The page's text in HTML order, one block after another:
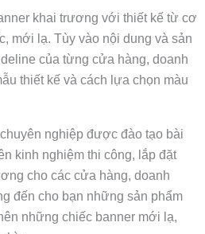
khai trương với thiết kế từ cơ
mới lạ. Tùy vào nội dung và sản
của từng cửa hàng, doanh
thiết kế và cách lựa chọn màu
nghiệp được đào tạo bài
kinh nghiệm thi công, lắp đặt
cho các cửa hàng, doanh
đến cho bạn những sản phẩm
những chiếc banner mới lạ,